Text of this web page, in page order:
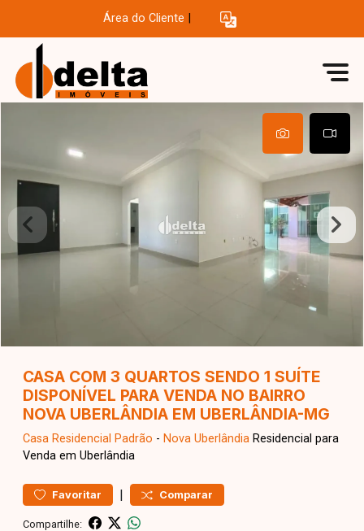
Área do Cliente
CASA COM 3 QUARTOS SENDO 1 SUÍTE
DISPONÍVEL PARA VENDA NO BAIRRO
NOVA UBERLÂNDIA EM UBERLÂNDIA-MG
Casa Residencial Padrão - Nova Uberlândia Residencial para
Venda em Uberlândia
Favoritar | Comparar
Compartilhe: